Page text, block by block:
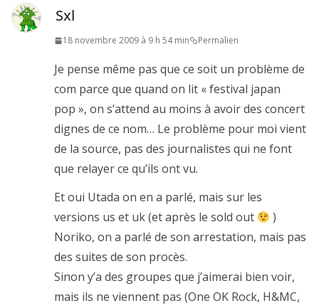
Sxl
18 novembre 2009 à 9 h 54 min Permalien
Je pense même pas que ce soit un problème de
com parce que quand on lit « festival japan
pop », on s’attend au moins à avoir des concert
dignes de ce nom… Le problème pour moi vient
de la source, pas des journalistes qui ne font
que relayer ce qu’ils ont vu.
Et oui Utada on en a parlé, mais sur les
versions us et uk (et après le sold out
)
Noriko, on a parlé de son arrestation, mais pas
des suites de son procès.
Sinon y’a des groupes que j’aimerai bien voir,
mais ils ne viennent pas (One OK Rock, H&MC,